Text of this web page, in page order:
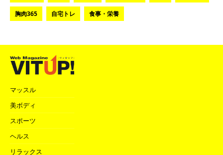
胸肉365 自宅トレ 食事・栄養
マッスル
美ボディ
スポーツ
ヘルス
リラックス